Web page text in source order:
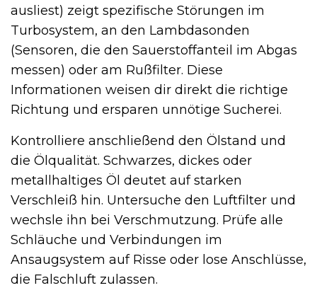
ausliest) zeigt spezifische Störungen im
Turbosystem, an den Lambdasonden
(Sensoren, die den Sauerstoffanteil im Abgas
messen) oder am Rußfilter. Diese
Informationen weisen dir direkt die richtige
Richtung und ersparen unnötige Sucherei.
Kontrolliere anschließend den Ölstand und
die Ölqualität. Schwarzes, dickes oder
metallhaltiges Öl deutet auf starken
Verschleiß hin. Untersuche den Luftfilter und
wechsle ihn bei Verschmutzung. Prüfe alle
Schläuche und Verbindungen im
Ansaugsystem auf Risse oder lose Anschlüsse,
die Falschluft zulassen.